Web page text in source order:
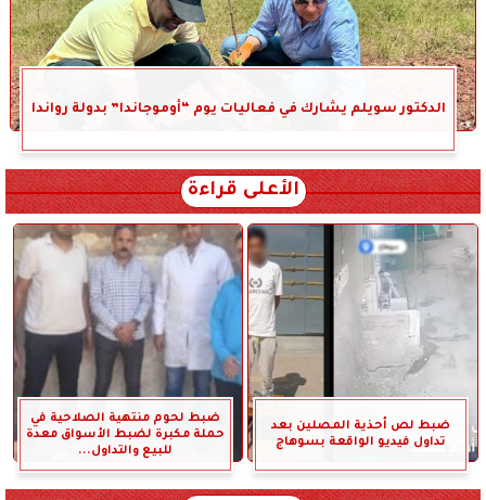
الدكتور سويلم يشارك في فعاليات يوم “أوموجاندا” بدولة رواندا
الأعلى قراءة
ضبط لص أحذية المصلين بعد
تداول فيديو الواقعة بسوهاج
ضبط لحوم منتهية الصلاحية في
حملة مكبرة لضبط الأسواق معدة
للبيع والتداول...